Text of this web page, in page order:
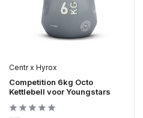
Centr x Hyrox
Competition 6kg Octo
Kettlebell voor Youngstars